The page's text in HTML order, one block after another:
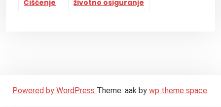
Čišćenje životno osiguranje
Powered by WordPress Theme: aak by wp theme space.